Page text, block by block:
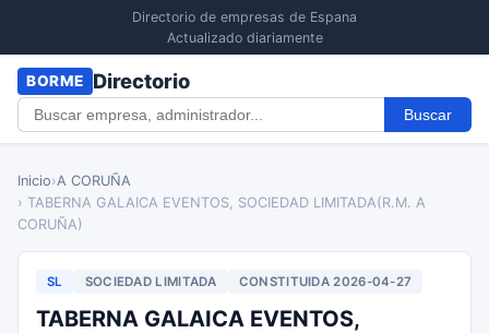
Directorio de empresas de Espana
Actualizado diariamente
BORME Directorio
Buscar
Inicio›A CORUÑA
› TABERNA GALAICA EVENTOS, SOCIEDAD LIMITADA(R.M. A
CORUÑA)
SL SOCIEDAD LIMITADA CONSTITUIDA 2026-04-27
TABERNA GALAICA EVENTOS,